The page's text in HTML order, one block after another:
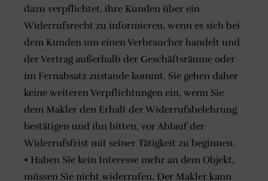
dazu verpflichtet, ihre Kunden über ein
Widerrufsrecht zu informieren, wenn es sich bei
dem Kunden um einen Verbraucher handelt und
der Vertrag außerhalb der Geschäftsräume oder
im Fernabsatz zustande kommt. Sie gehen daher
keine weiteren Verpflichtungen ein, wenn Sie
dem Makler den Erhalt der Widerrufsbelehrung
bestätigen und ihn bitten, vor Ablauf der
Widerrufsfrist mit seiner Tätigkeit zu beginnen.
• Haben Sie kein Interesse mehr an dem Objekt,
müssen Sie nicht widerrufen. Der Makler kann